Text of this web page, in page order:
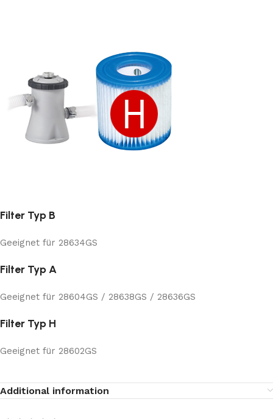
Filter Typ B
Geeignet für 28634GS
Filter Typ A
Geeignet für 28604GS / 28638GS / 28636GS
Filter Typ H
Geeignet für 28602GS
Additional information